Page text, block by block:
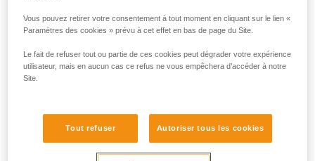
Email *
Rejoignez la communauté !
Vous pouvez retirer votre consentement à tout moment en cliquant sur le lien «
Paramètres des cookies » prévu à cet effet en bas de page du Site.
Le fait de refuser tout ou partie de ces cookies peut dégrader votre expérience
utilisateur, mais en aucun cas ce refus ne vous empêchera d’accéder à notre
Site.
Tout refuser Autoriser tous les cookies